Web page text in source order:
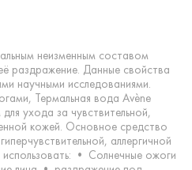
неизменным составом
раздражение. Данные свойства
научными исследованиями.
Термальная вода Avène
ухода за чувствительной,
кожей. Основное средство
аллергичной
• Солнечные ожоги